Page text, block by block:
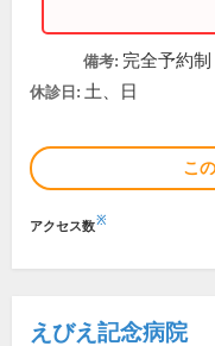
備考: 完全予約制
休診日: 土、日
こ
アクセス数※
えびえ記念病院